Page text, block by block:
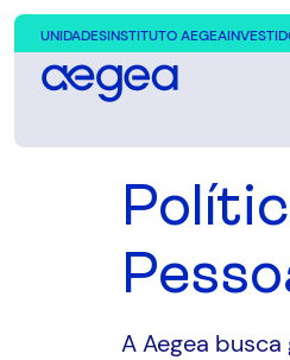
UNIDADESINSTITUTO AEGEA
A Aegea